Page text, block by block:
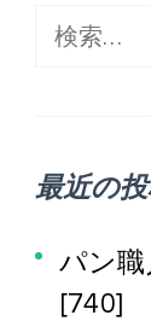
検
最近の
パン
[740]